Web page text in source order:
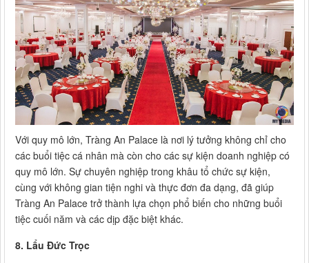
Với quy mô lớn, Tràng An Palace là nơi lý tưởng không chỉ cho
các buổi tiệc cá nhân mà còn cho các sự kiện doanh nghiệp có
quy mô lớn. Sự chuyên nghiệp trong khâu tổ chức sự kiện,
cùng với không gian tiện nghi và thực đơn đa dạng, đã giúp
Tràng An Palace trở thành lựa chọn phổ biến cho những buổi
tiệc cuối năm và các dịp đặc biệt khác.
8. Lẩu Đức Trọc